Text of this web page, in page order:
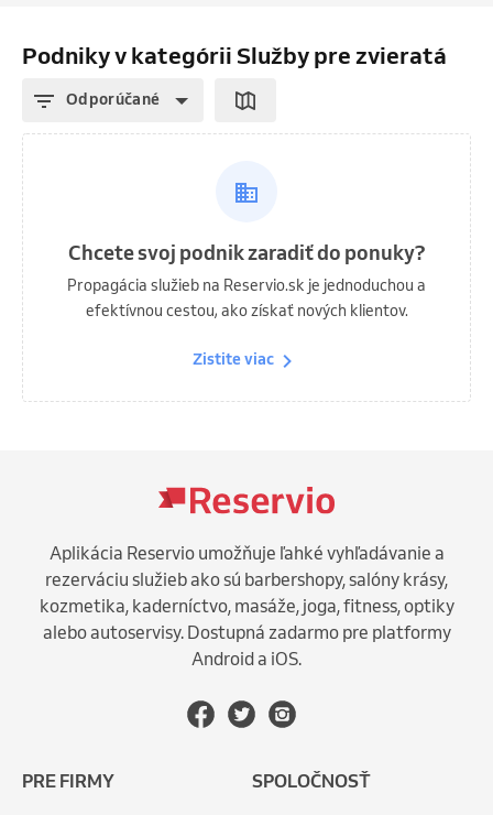
Podniky v kategórii Služby pre zvieratá
Odporúčané
Chcete svoj podnik zaradiť do ponuky?
Propagácia služieb na Reservio.sk je jednoduchou a
efektívnou cestou, ako získať nových klientov.
Zistite viac
Aplikácia Reservio umožňuje ľahké vyhľadávanie a
rezerváciu služieb ako sú barbershopy, salóny krásy,
kozmetika, kaderníctvo, masáže, joga, fitness, optiky
alebo autoservisy. Dostupná zadarmo pre platformy
Android a iOS.
PRE FIRMY SPOLOČNOSŤ